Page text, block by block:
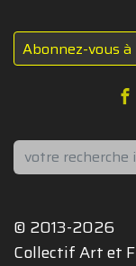
Abonnez-vous
Rechercher
© 2013-2026
Collectif Art et